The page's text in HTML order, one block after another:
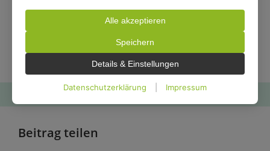
Daten finden Sie in unserer Datenschutzerklärung. Sie
können Ihre Auswahl jederzeit unter Einstellungen
widerrufen oder anpassen.
Alle akzeptieren
Speichern
Details & Einstellungen
Datenschutzerklärung Impressum
besonders angetan. Mittler­weile bin ich seit 2012 in
der Tourismus­branche im Harz tätig und freue
mich, Ihnen mehr über Aktivitäten und
Ausflugsziele im Harz erzählen zu können.
Beitrag teilen